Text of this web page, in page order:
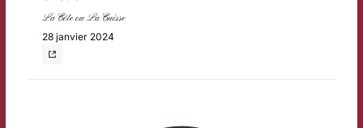
La Côte ou La Cuisse
28 janvier 2024